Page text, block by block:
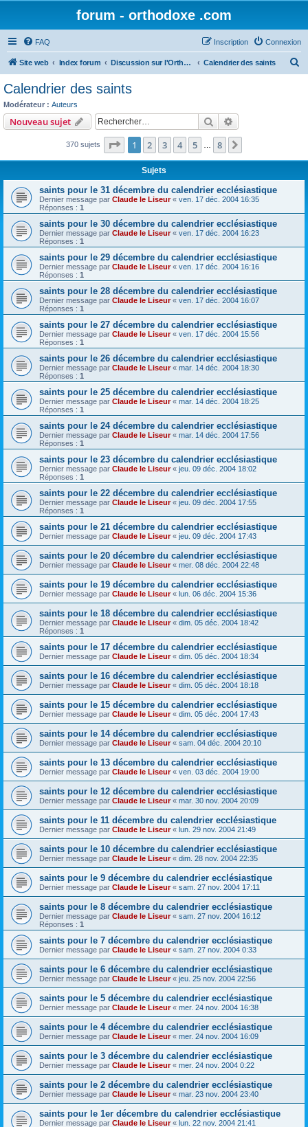
forum - orthodoxe .com
FAQ Connexion
Inscription
Site web Index forum Discussion sur l'Orthodoxie Calendrier des saints
c
Calendrier des saints
Modérateur : Auteurs
Nouveau sujet Rechercher
370 sujets Page 1sur8
1 2 3 4 5 8
Sujets
saints pour le 31 décembre du calendrier ecclésiastique
Dernier message par Claude le Liseur« ven. 17 déc. 2004 16:35
Réponses : 1
saints pour le 30 décembre du calendrier ecclésiastique
Dernier message par Claude le Liseur« ven. 17 déc. 2004 16:23
Réponses : 1
saints pour le 29 décembre du calendrier ecclésiastique
Dernier message par Claude le Liseur« ven. 17 déc. 2004 16:16
Réponses : 1
saints pour le 28 décembre du calendrier ecclésiastique
Dernier message par Claude le Liseur« ven. 17 déc. 2004 16:07
Réponses : 1
saints pour le 27 décembre du calendrier ecclésiastique
Dernier message par Claude le Liseur« ven. 17 déc. 2004 15:56
Réponses : 1
saints pour le 26 décembre du calendrier ecclésiastique
Dernier message par Claude le Liseur« mar. 14 déc. 2004 18:30
Réponses : 1
saints pour le 25 décembre du calendrier ecclésiastique
Dernier message par Claude le Liseur« mar. 14 déc. 2004 18:25
Réponses : 1
saints pour le 24 décembre du calendrier ecclésiastique
Dernier message par Claude le Liseur« mar. 14 déc. 2004 17:56
Réponses : 1
saints pour le 23 décembre du calendrier ecclésiastique
Dernier message par Claude le Liseur« jeu. 09 déc. 2004 18:02
Réponses : 1
saints pour le 22 décembre du calendrier ecclésiastique
Dernier message par Claude le Liseur« jeu. 09 déc. 2004 17:55
Réponses : 1
saints pour le 21 décembre du calendrier ecclésiastique
Dernier message par Claude le Liseur« jeu. 09 déc. 2004 17:43
saints pour le 20 décembre du calendrier ecclésiastique
Dernier message par Claude le Liseur« mer. 08 déc. 2004 22:48
saints pour le 19 décembre du calendrier ecclésiastique
Dernier message par Claude le Liseur« lun. 06 déc. 2004 15:36
saints pour le 18 décembre du calendrier ecclésiastique
Dernier message par Claude le Liseur« dim. 05 déc. 2004 18:42
Réponses : 1
saints pour le 17 décembre du calendrier ecclésiastique
Dernier message par Claude le Liseur« dim. 05 déc. 2004 18:34
saints pour le 16 décembre du calendrier ecclésiastique
Dernier message par Claude le Liseur« dim. 05 déc. 2004 18:18
saints pour le 15 décembre du calendrier ecclésiastique
Dernier message par Claude le Liseur« dim. 05 déc. 2004 17:43
saints pour le 14 décembre du calendrier ecclésiastique
Dernier message par Claude le Liseur« sam. 04 déc. 2004 20:10
saints pour le 13 décembre du calendrier ecclésiastique
Dernier message par Claude le Liseur« ven. 03 déc. 2004 19:00
saints pour le 12 décembre du calendrier ecclésiastique
Dernier message par Claude le Liseur« mar. 30 nov. 2004 20:09
saints pour le 11 décembre du calendrier ecclésiastique
Dernier message par Claude le Liseur« lun. 29 nov. 2004 21:49
saints pour le 10 décembre du calendrier ecclésiastique
Dernier message par Claude le Liseur« dim. 28 nov. 2004 22:35
saints pour le 9 décembre du calendrier ecclésiastique
Dernier message par Claude le Liseur« sam. 27 nov. 2004 17:11
saints pour le 8 décembre du calendrier ecclésiastique
Dernier message par Claude le Liseur« sam. 27 nov. 2004 16:12
Réponses : 1
saints pour le 7 décembre du calendrier ecclésiastique
Dernier message par Claude le Liseur« sam. 27 nov. 2004 0:33
saints pour le 6 décembre du calendrier ecclésiastique
Dernier message par Claude le Liseur« jeu. 25 nov. 2004 22:56
saints pour le 5 décembre du calendrier ecclésiastique
Dernier message par Claude le Liseur« mer. 24 nov. 2004 16:38
saints pour le 4 décembre du calendrier ecclésiastique
Dernier message par Claude le Liseur« mer. 24 nov. 2004 16:09
saints pour le 3 décembre du calendrier ecclésiastique
Dernier message par Claude le Liseur« mer. 24 nov. 2004 0:22
saints pour le 2 décembre du calendrier ecclésiastique
Dernier message par Claude le Liseur« mar. 23 nov. 2004 23:40
saints pour le 1er décembre du calendrier ecclésiastique
Dernier message par Claude le Liseur« lun. 22 nov. 2004 21:41